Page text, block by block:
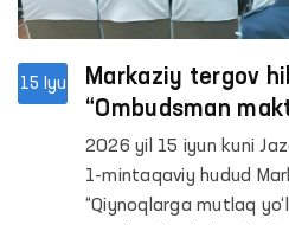
15 Iyu
Markaziy tergov
“Ombudsman
o‘tkazildi
2026 yil 15 iyun kuni
1-mintaqaviy hudud
“Qiynoqlarga mutlaq